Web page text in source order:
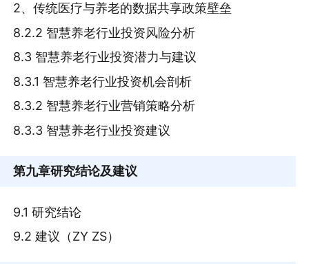
2、传统医疗与养老的数据共享政策壁垒
8.2.2 智慧养老行业投资风险分析
8.3 智慧养老行业投资潜力与建议
8.3.1 智慧养老行业投资机会剖析
8.3.2 智慧养老行业营销策略分析
8.3.3 智慧养老行业投资建议
第九章研究结论及建议
9.1 研究结论
9.2 建议（ZY ZS）